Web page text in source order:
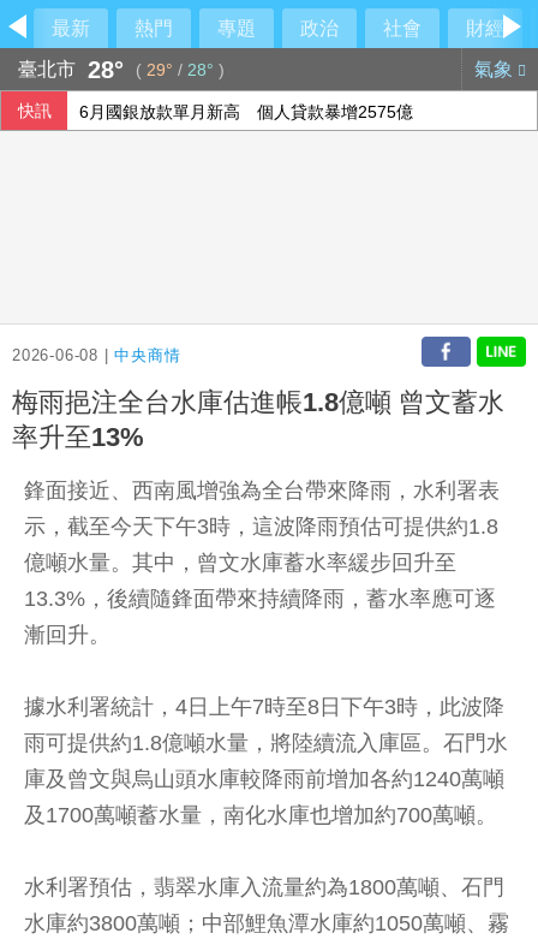
最新 熱門 專題 政治 社會
財經
臺北市 28° ( 29° / 28° ) 氣象
快訊 6月國銀放款單月新高 個人貸款暴增2575億
2026-06-08 |中央商情
梅雨挹注全台水庫估進帳1.8億噸 曾文蓄水
率升至13%
鋒面接近、西南風增強為全台帶來降雨，水利署表
示，截至今天下午3時，這波降雨預估可提供約1.8
億噸水量。其中，曾文水庫蓄水率緩步回升至
13.3%，後續隨鋒面帶來持續降雨，蓄水率應可逐
漸回升。
據水利署統計，4日上午7時至8日下午3時，此波降
雨可提供約1.8億噸水量，將陸續流入庫區。石門水
庫及曾文與烏山頭水庫較降雨前增加各約1240萬噸
及1700萬噸蓄水量，南化水庫也增加約700萬噸。
水利署預估，翡翠水庫入流量約為1800萬噸、石門
水庫約3800萬噸；中部鯉魚潭水庫約1050萬噸、霧